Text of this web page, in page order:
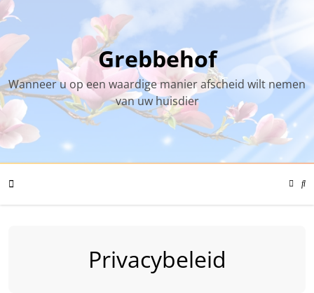
Skip
to
content
Grebbehof
Wanneer u op een waardige manier afscheid wilt nemen
van uw huisdier
Color
Privacybeleid